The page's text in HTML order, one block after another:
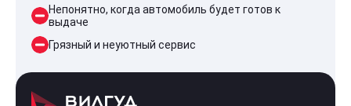
Непонятно, когда автомобиль будет готов к
выдаче
Грязный и неуютный сервис